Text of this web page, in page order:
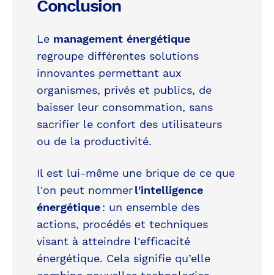
Conclusion
Le management énergétique
regroupe différentes solutions
innovantes permettant aux
organismes, privés et publics, de
baisser leur consommation, sans
sacrifier le confort des utilisateurs
ou de la productivité.
Il est lui-même une brique de ce que
l'on peut nommerl'intelligence
énergétique: un ensemble des
actions, procédés et techniques
visant à atteindre l'efficacité
énergétique. Cela signifie qu’elle